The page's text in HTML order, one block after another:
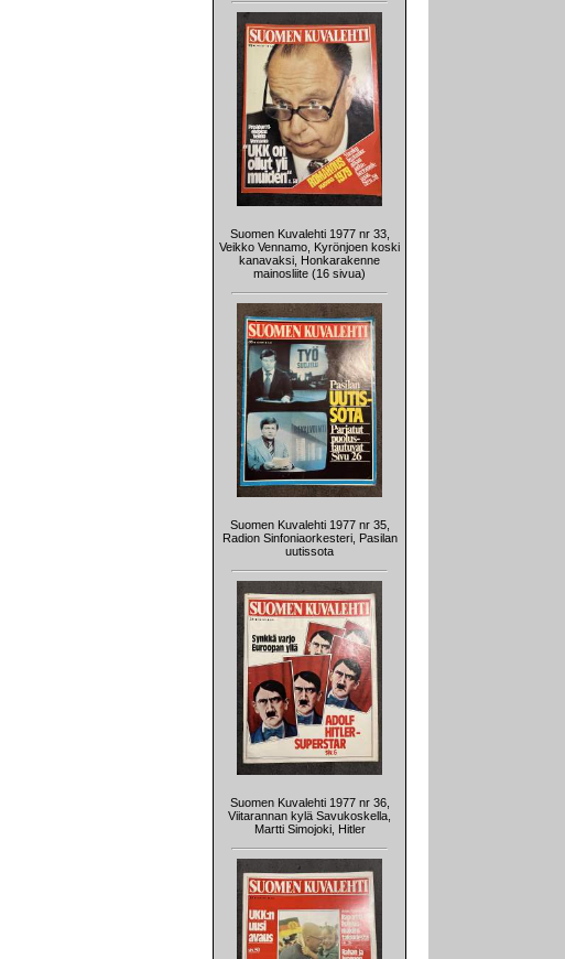
Suomen Kuvalehti 1977 nr 33,
Veikko Vennamo, Kyrönjoen koski
kanavaksi, Honkarakenne
mainosliite (16 sivua)
Suomen Kuvalehti 1977 nr 35,
Radion Sinfoniaorkesteri, Pasilan
uutissota
Suomen Kuvalehti 1977 nr 36,
Viitarannan kylä Savukoskella,
Martti Simojoki, Hitler